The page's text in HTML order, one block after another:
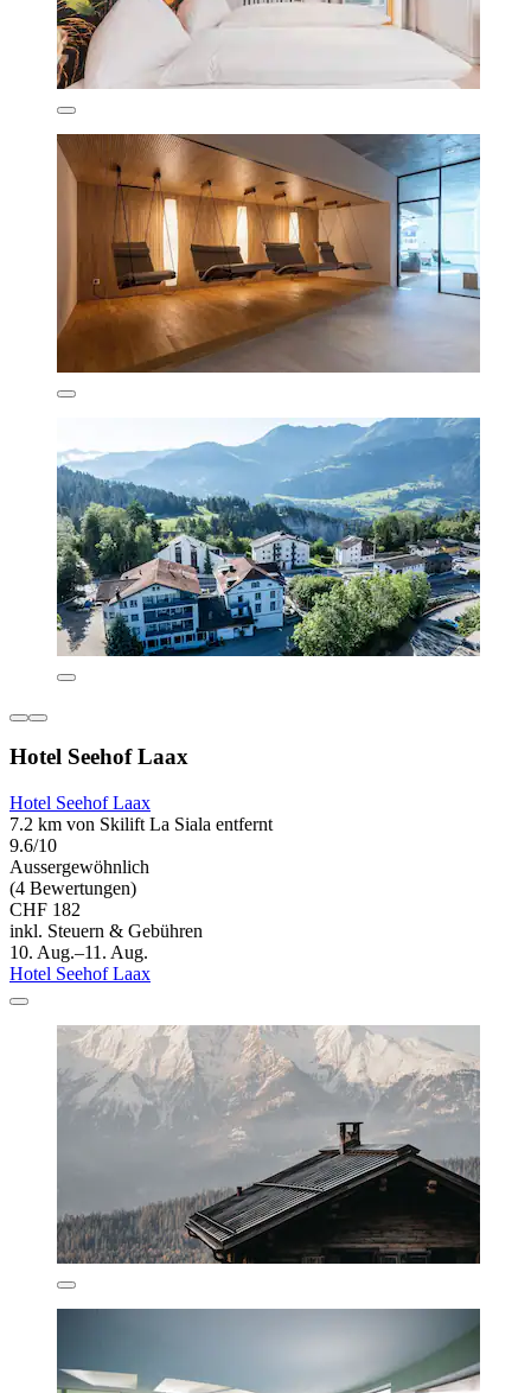
Hotel Seehof Laax
Hotel Seehof Laax
7.2 km von Skilift La Siala entfernt
9.6/10
Aussergewöhnlich
(4 Bewertungen)
CHF 182
inkl. Steuern & Gebühren
10. Aug.–11. Aug.
Hotel Seehof Laax